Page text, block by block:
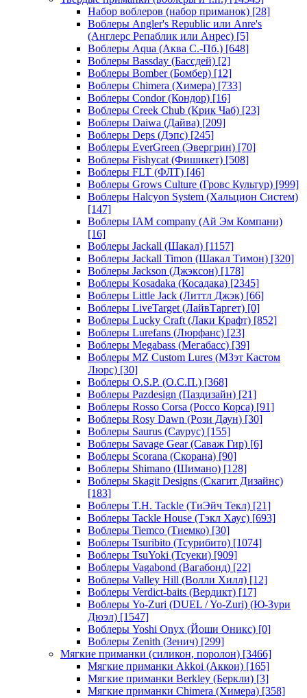
Набор воблеров (набор приманок) [28]
Воблеры Angler's Republic или Anre's
(Англерс Репаблик или Анрес) [5]
Воблеры Aqua (Аква С.-Пб.) [648]
Воблеры Bassday (Бассдей) [2]
Воблеры Bomber (Бомбер) [12]
Воблеры Chimera (Химера) [733]
Воблеры Condor (Кондор) [16]
Воблеры Creek Chub (Крик Чаб) [23]
Воблеры Daiwa (Дайва) [209]
Воблеры Deps (Дэпс) [245]
Воблеры EverGreen (Эвергрин) [70]
Воблеры Fishycat (Фишикет) [508]
Воблеры FLT (ФЛТ) [46]
Воблеры Grows Culture (Гровс Культур) [999]
Воблеры Halcyon System (Хальцион Систем)
[147]
Воблеры IAM company (Ай Эм Компани)
[16]
Воблеры Jackall (Шакал) [1157]
Воблеры Jackall Timon (Шакал Тимон) [320]
Воблеры Jackson (Джэксон) [178]
Воблеры Kosadaka (Косадака) [2345]
Воблеры Little Jack (Литтл Джэк) [66]
Воблеры LiveTarget (ЛайвТаргет) [0]
Воблеры Lucky Craft (Лаки Крафт) [852]
Воблеры Lurefans (Люрфанс) [23]
Воблеры Megabass (Мегабасс) [39]
Воблеры MZ Custom Lures (МЗэт Кастом
Люрс) [30]
Воблеры O.S.P. (О.С.П.) [368]
Воблеры Pazdesign (Паздизайн) [21]
Воблеры Rosso Corsa (Россо Корса) [91]
Воблеры Rosy Dawn (Рози Даун) [30]
Воблеры Saurus (Саурус) [155]
Воблеры Savage Gear (Саваж Гир) [6]
Воблеры Scorana (Скорана) [90]
Воблеры Shimano (Шимано) [128]
Воблеры Skagit Designs (Скагит Дизайнс)
[183]
Воблеры T.H. Tackle (ТиЭйч Текл) [21]
Воблеры Tackle House (Тэкл Хаус) [693]
Воблеры Tiemco (Тиемко) [30]
Воблеры Tsuribito (Тсурибито) [1074]
Воблеры TsuYoki (Тсуеки) [909]
Воблеры Vagabond (Вагабонд) [22]
Воблеры Valley Hill (Волли Хилл) [12]
Воблеры Verdict-baits (Вердикт) [17]
Воблеры Yo-Zuri (DUEL / Yo-Zuri) (Ю-Зури
Дюэл) [1547]
Воблеры Yoshi Onyx (Йоши Оникс) [0]
Воблеры Zenith (Зенич) [299]
Мягкие приманки (силикон, поролон) [3466]
Мягкие приманки Akkoi (Аккои) [165]
Мягкие приманки Berkley (Беркли) [3]
Мягкие приманки Chimera (Химера) [358]